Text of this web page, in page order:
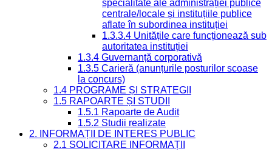
specialitate ale administrației publice
centrale/locale și instituțiile publice
aflate în subordinea instituției
1.3.3.4 Unitățile care funcționează sub
autoritatea instituției
1.3.4 Guvernanță corporativă
1.3.5 Carieră (anunțurile posturilor scoase
la concurs)
1.4 PROGRAME ȘI STRATEGII
1.5 RAPOARTE ȘI STUDII
1.5.1 Rapoarte de Audit
1.5.2 Studii realizate
2. INFORMAȚII DE INTERES PUBLIC
2.1 SOLICITARE INFORMAȚII